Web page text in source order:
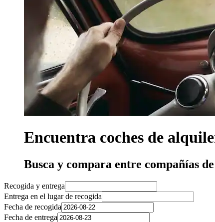
Encuentra coches de
Busca y compara entre compañías
Recogida y entrega
Entrega en el lugar de recogida
Fecha de recogida
Fecha de entrega